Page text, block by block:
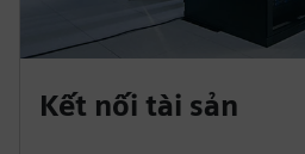
Kết nối tài sản